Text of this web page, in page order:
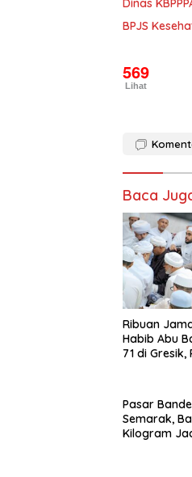
Dinas
BPJS
569
Lihat
Baca
Ribuan
Habib Abu
71 di Gresik,
Pasar
Semarak,
Kilogram